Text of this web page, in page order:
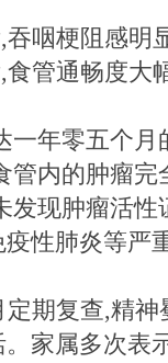
咽梗阻感明
管通畅度大
一年零五个月
管内的肿瘤完
发现肿瘤活性
性肺炎等严
期复查,精
家属多次表